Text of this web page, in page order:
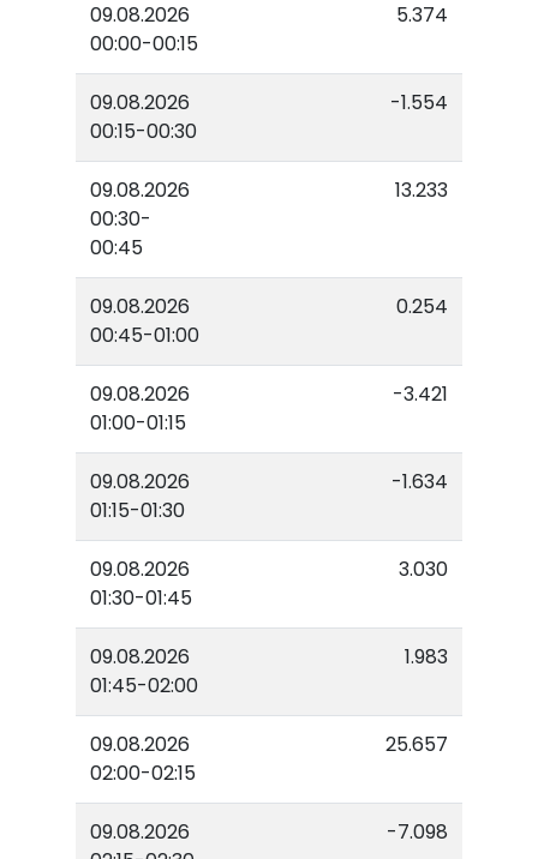
09.08.2026
00:00-00:15
5.374
09.08.2026
00:15-00:30
-1.554
09.08.2026
00:30-
00:45
13.233
09.08.2026
00:45-01:00
0.254
09.08.2026
01:00-01:15
-3.421
09.08.2026
01:15-01:30
-1.634
09.08.2026
01:30-01:45
3.030
09.08.2026
01:45-02:00
1.983
09.08.2026
02:00-02:15
25.657
09.08.2026
-7.098